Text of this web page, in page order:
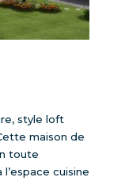
style loft
maison de
toute
cuisine